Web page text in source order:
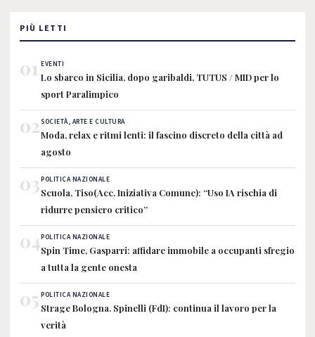
PIÙ LETTI
01 EVENTI
Lo sbarco in Sicilia, dopo garibaldi, TUTUS / MID per lo
sport Paralimpico
02SOCIETÀ, ARTE E CULTURA
Moda, relax e ritmi lenti: il fascino discreto della città ad
agosto
03POLITICA NAZIONALE
Scuola, Tiso(Acc. Iniziativa Comune): “Uso IA rischia di
ridurre pensiero critico”
04POLITICA NAZIONALE
Spin Time, Gasparri: affidare immobile a occupanti sfregio
a tutta la gente onesta
05 POLITICA NAZIONALE
Strage Bologna. Spinelli (FdI): continua il lavoro per la
verità